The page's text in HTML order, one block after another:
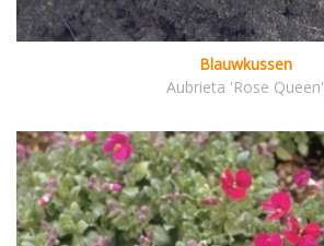
Blauwkussen
Aubrieta 'Rose Queen'